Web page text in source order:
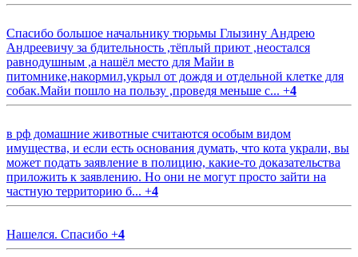
Спасибо большое начальнику тюрьмы Глызину Андрею
Андреевичу за бдительность ,тёплый приют ,неостался
равнодушным ,а нашёл место для Майи в
питомнике,накормил,укрыл от дождя и отдельной клетке для
собак.Майи пошло на пользу ,проведя меньше с... +4
в рф домашние животные считаются особым видом
имущества, и если есть основания думать, что кота украли, вы
может подать заявление в полицию, какие-то доказательства
приложить к заявлению. Но они не могут просто зайти на
частную территорию б... +4
Нашелся. Спасибо +4